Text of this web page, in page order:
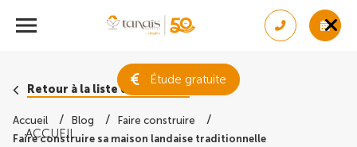
Étude gratuite
ACCUEIL
Retour à la liste des conseils
Accueil Blog
Faire construire
Faire construire sa maison landaise traditionnelle